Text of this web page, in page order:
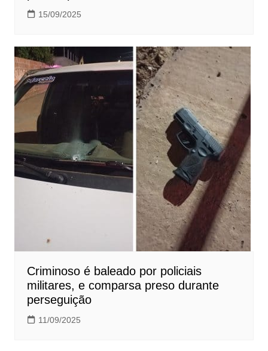
15/09/2025
Criminoso é baleado por policiais
militares, e comparsa preso durante
perseguição
11/09/2025